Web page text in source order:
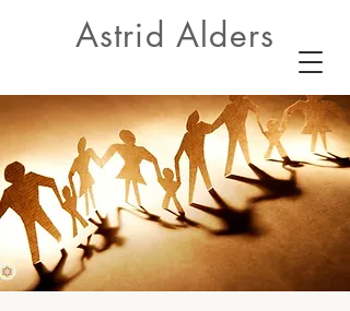
Astrid Alders